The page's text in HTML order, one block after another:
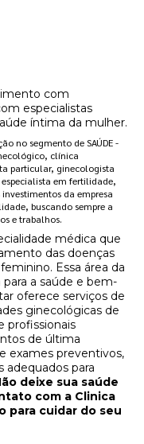
com
especialistas
íntima da mulher.
no segmento de SAÚDE -
clínica
particular, ginecologista
em fertilidade,
da empresa
buscando sempre a
e trabalhos.
médica que
das doenças
Essa área da
a saúde e bem-
oferece serviços de
ginecológicas de
profissionais
de última
exames preventivos,
adequados para
deixe sua saúde
com a Clinica
para cuidar do seu